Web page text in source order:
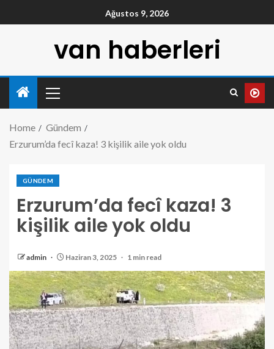
Ağustos 9, 2026
van haberleri
Home
Gündem
Erzurum’da fecî kaza! 3 kişilik aile yok oldu
GÜNDEM
Erzurum’da fecî kaza! 3
kişilik aile yok oldu
admin Haziran 3, 2025 1 min read